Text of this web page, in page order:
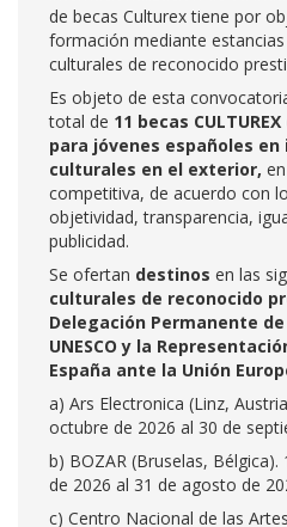
de becas Culturex tiene por
formación mediante
culturales de reconocido
Es objeto de esta
total de 11 becas
para jóvenes españoles
culturales en el exterior,
competitiva, de acuerdo con
objetividad, transparencia,
publicidad.
Se ofertan destinos en las
culturales de reconocido
Delegación Permanente
UNESCO y la
España ante la Unión
a) Ars Electronica (Linz,
octubre de 2026 al 30 de
b) BOZAR (Bruselas,
de 2026 al 31 de agosto de
c) Centro Nacional de las